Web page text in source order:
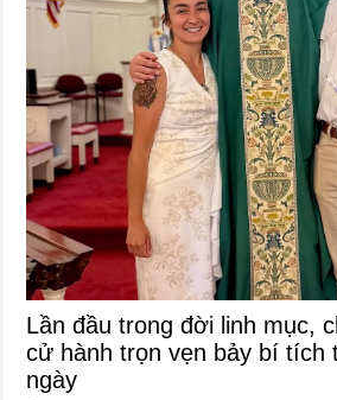
Lần đầu trong đời linh mục,
cử hành trọn vẹn bảy bí tích
ngày